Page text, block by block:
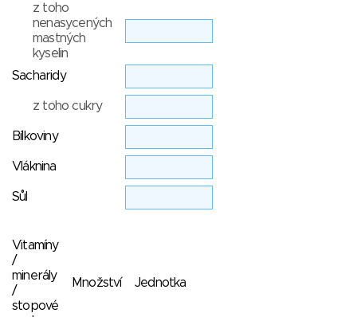
z toho
nenasycených
mastných
kyselin
Sacharidy
z toho cukry
Bílkoviny
Vláknina
Sůl
Vitamíny
/
minerály
/
stopové
Množství Jednotka